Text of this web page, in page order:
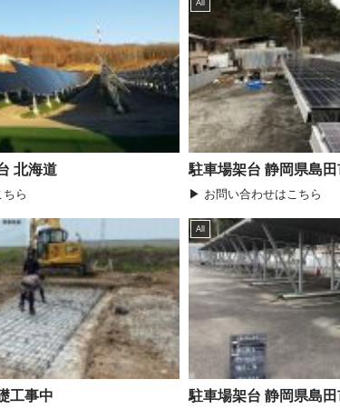
北海道
ら
All
駐車場架台 静岡県島
▶ お問い合わせはこちら
工事中
All
駐車場架台 静岡県島